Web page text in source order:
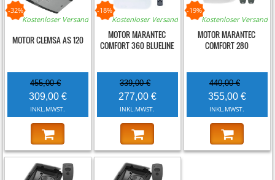
Kostenloser Versand
-32%
MOTOR CLEMSA AS 120
455,00 €
309,00 €
INKL.MWST.
Kostenloser Versand
-18%
MOTOR MARANTEC
COMFORT 360 BLUELINE
339,00 €
277,00 €
INKL.MWST.
Kostenloser Versand
-19%
MOTOR MARANTEC
COMFORT 280
440,00 €
355,00 €
INKL.MWST.